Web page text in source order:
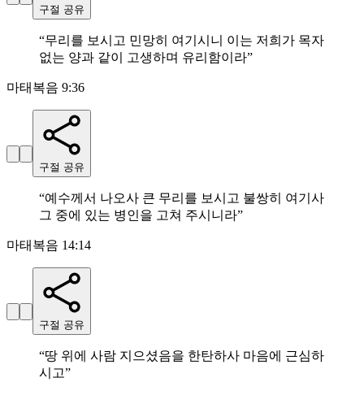
구절 공유
“무리를 보시고 민망히 여기시니 이는 저희가 목자
없는 양과 같이 고생하며 유리함이라”
마태복음 9:36
구절 공유
“예수께서 나오사 큰 무리를 보시고 불쌍히 여기사
그 중에 있는 병인을 고쳐 주시니라”
마태복음 14:14
구절 공유
“땅 위에 사람 지으셨음을 한탄하사 마음에 근심하
시고”